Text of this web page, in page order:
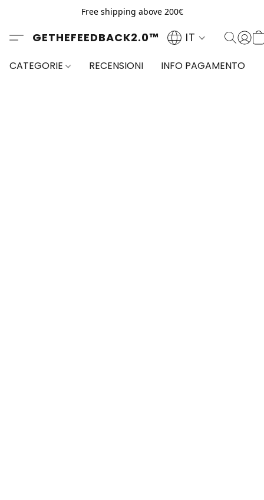
Free shipping above 200€
GETHEFEEDBACK2.0™ IT
CATEGORIE RECENSIONI INFO PAGAMENTO